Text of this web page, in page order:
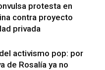
protesta en
contra proyecto
privada
activismo pop: por
de Rosalía ya no